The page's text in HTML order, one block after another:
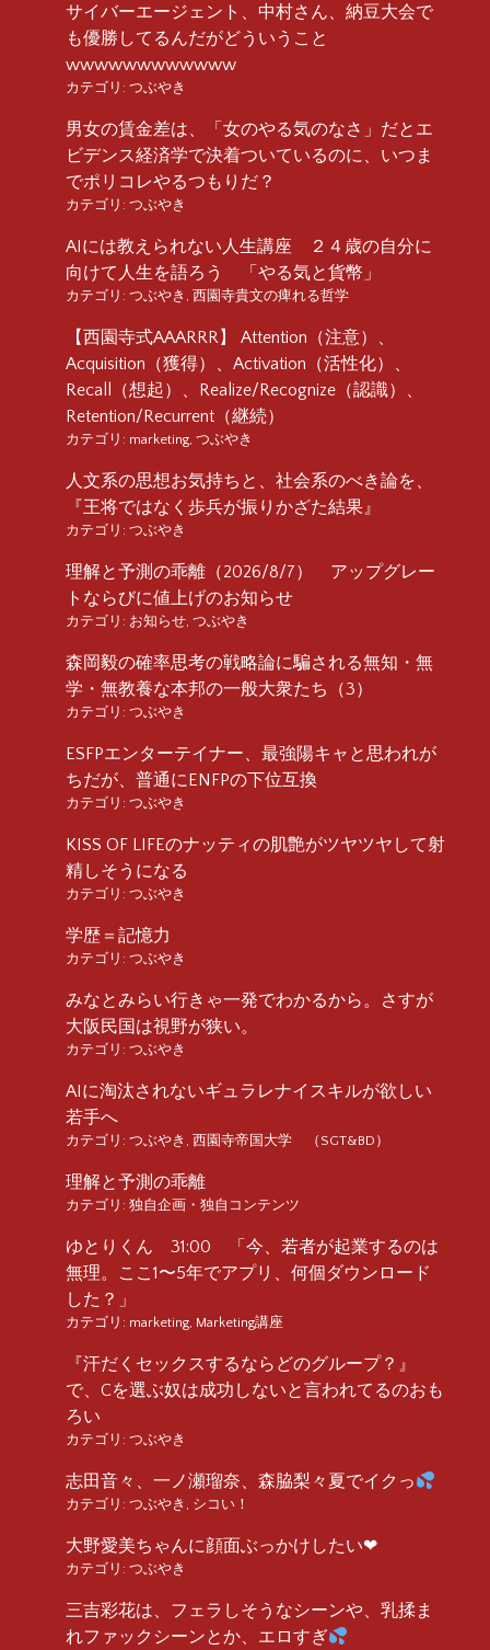
サイバーエージェント、中村さん、納豆大会で
も優勝してるんだがどういうこと
wwwwwwwwwwww
カテゴリ: つぶやき
男女の賃金差は、「女のやる気のなさ」だとエ
ビデンス経済学で決着ついているのに、いつま
でポリコレやるつもりだ？
カテゴリ: つぶやき
AIには教えられない人生講座 ２４歳の自分に
向けて人生を語ろう 「やる気と貨幣」
カテゴリ: つぶやき , 西園寺貴文の痺れる哲学
【西園寺式AAARRR】 Attention（注意）、
Acquisition（獲得）、Activation（活性化）、
Recall（想起）、Realize/Recognize（認識）、
Retention/Recurrent（継続）
カテゴリ: marketing, つぶやき
人文系の思想お気持ちと、社会系のべき論を、
『王将ではなく歩兵が振りかざた結果』
カテゴリ: つぶやき
理解と予測の乖離（2026/8/7） アップグレー
トならびに値上げのお知らせ
カテゴリ: お知らせ, つぶやき
森岡毅の確率思考の戦略論に騙される無知・無
学・無教養な本邦の一般大衆たち（3）
カテゴリ: つぶやき
ESFPエンターテイナー、最強陽キャと思われが
ちだが、普通にENFPの下位互換
カテゴリ: つぶやき
KISS OF LIFEのナッティの肌艶がツヤツヤして射
精しそうになる
カテゴリ: つぶやき
学歴＝記憶力
カテゴリ: つぶやき
みなとみらい行きゃ一発でわかるから。さすが
大阪民国は視野が狭い。
カテゴリ: つぶやき
AIに淘汰されないギュラレナイスキルが欲しい
若手へ
カテゴリ: つぶやき , 西園寺帝国大学 （SGT&BD）
理解と予測の乖離
カテゴリ: 独自企画・独自コンテンツ
ゆとりくん 31:00 「今、若者が起業するのは
無理。ここ1〜5年でアプリ、何個ダウンロード
した？」
カテゴリ: marketing, Marketing講座
『汗だくセックスするならどのグループ？』
で、Cを選ぶ奴は成功しないと言われてるのおも
ろい
カテゴリ: つぶやき
志田音々、一ノ瀬瑠奈、森脇梨々夏でイクっ
カテゴリ: つぶやき , シコい！
大野愛美ちゃんに顔面ぶっかけしたい❤︎
カテゴリ: つぶやき
三吉彩花は、フェラしそうなシーンや、乳揉ま
れファックシーンとか、エロすぎ